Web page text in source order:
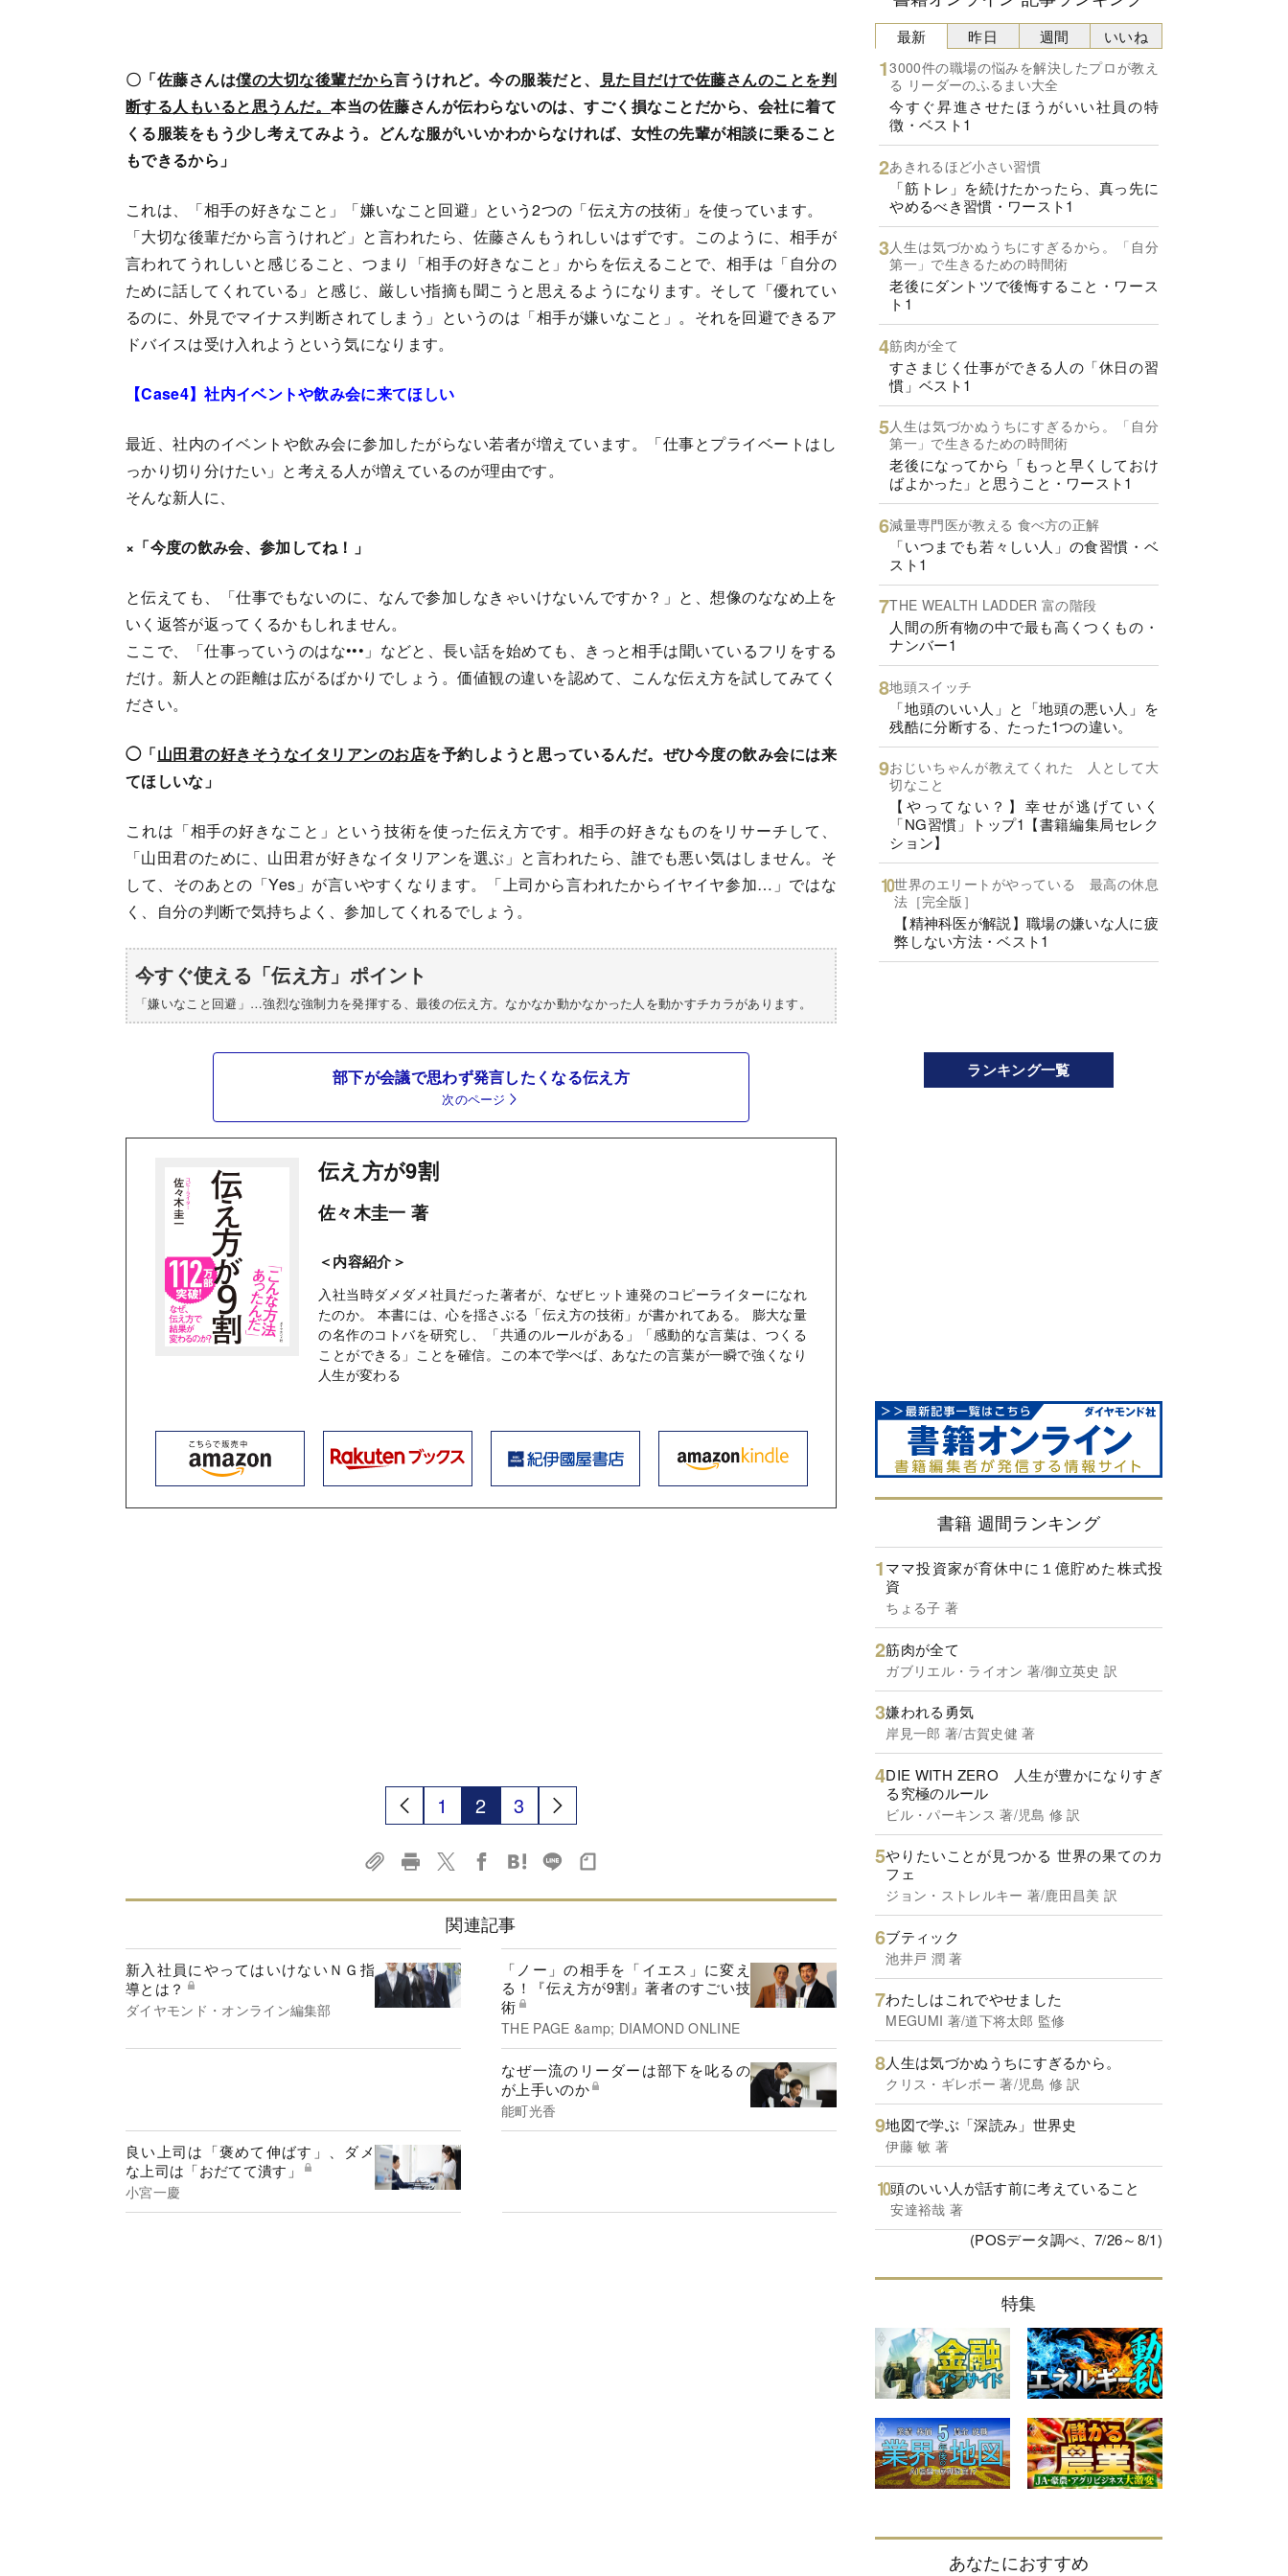
〇「佐藤さんは僕の大切な後輩だから言うけれど。今の服装だと、
見た目だけで佐藤さんのことを判
断する人もいると思うんだ。本当の佐藤さんが伝わらないのは、すごく損なことだから、会社に着て
くる服装をもう少し考えてみよう。どんな服がいいかわからなければ、女性の先輩が相談に乗ること
もできるから」
これは、「相手の好きなこと」「嫌いなこと回避」という2つの「伝え方の技術」を使っています。
「大切な後輩だから言うけれど」と言われたら、佐藤さんもうれしいはずです。このように、相手が
言われてうれしいと感じること、つまり「相手の好きなこと」からを伝えることで、相手は「自分の
ために話してくれている」と感じ、厳しい指摘も聞こうと思えるようになります。そして「優れてい
るのに、外見でマイナス判断されてしまう」というのは「相手が嫌いなこと」。それを回避できるア
ドバイスは受け入れようという気になります。
【Case4】社内イベントや飲み会に来てほしい
最近、社内のイベントや飲み会に参加したがらない若者が増えています。「仕事とプライベートはし
っかり切り分けたい」と考える人が増えているのが理由です。
そんな新人に、
×「今度の飲み会、参加してね！」
と伝えても、「仕事でもないのに、なんで参加しなきゃいけないんですか？」と、想像のななめ上を
いく返答が返ってくるかもしれません。
ここで、「仕事っていうのはな•••」などと、長い話を始めても、きっと相手は聞いているフリをする
だけ。新人との距離は広がるばかりでしょう。価値観の違いを認めて、こんな伝え方を試してみてく
ださい。
◯「山田君の好きそうなイタリアンのお店を予約しようと思っているんだ。ぜひ今度の飲み会には来
てほしいな」
これは「相手の好きなこと」という技術を使った伝え方です。相手の好きなものをリサーチして、
「山田君のために、山田君が好きなイタリアンを選ぶ」と言われたら、誰でも悪い気はしません。そ
して、そのあとの「Yes」が言いやすくなります。「上司から言われたからイヤイヤ参加…」ではな
く、自分の判断で気持ちよく、参加してくれるでしょう。
今すぐ使える「伝え方」ポイント
「嫌いなこと回避」…強烈な強制力を発揮する、最後の伝え方。なかなか動かなかった人を動かすチカラがあります。
部下が会議で思わず発言したくなる伝え方
次のページ
伝え方が9割
佐々木圭一 著
＜内容紹介＞
入社当時ダメダメ社員だった著者が、なぜヒット連発のコピーライターになれ
たのか。 本書には、心を揺さぶる「伝え方の技術」が書かれてある。 膨大な量
の名作のコトバを研究し、「共通のルールがある」「感動的な言葉は、つくる
ことができる」ことを確信。この本で学べば、あなたの言葉が一瞬で強くなり
人生が変わる
1 2 3
関連記事
新入社員にやってはいけないＮＧ指
導とは？
ダイヤモンド・オンライン編集部
「ノー」の相手を「イエス」に変え
る！『伝え方が9割』著者のすごい技
術
THE PAGE &amp; DIAMOND ONLINE
なぜ一流のリーダーは部下を叱るの
が上手いのか
能町光香
良い上司は「褒めて伸ばす」、ダメ
な上司は「おだてて潰す」
小宮一慶
最新
3000件の職場の悩みを解決したプロが教え
る リーダーのふるまい大全
今すぐ昇進させたほうがいい社員の特
徴・ベスト1
あきれるほど小さい習慣
「筋トレ」を続けたかったら、真っ先に
やめるべき習慣・ワースト1
人生は気づかぬうちにすぎるから。「自分
第一」で生きるための時間術
老後にダントツで後悔すること・ワース
ト1
筋肉が全て
すさまじく仕事ができる人の「休日の習
慣」ベスト1
人生は気づかぬうちにすぎるから。「自分
第一」で生きるための時間術
老後になってから「もっと早くしておけ
ばよかった」と思うこと・ワースト1
減量専門医が教える 食べ方の正解
「いつまでも若々しい人」の食習慣・ベ
スト1
THE WEALTH LADDER 富の階段
人間の所有物の中で最も高くつくもの・
ナンバー1
地頭スイッチ
「地頭のいい人」と「地頭の悪い人」を
残酷に分断する、たった1つの違い。
おじいちゃんが教えてくれた 人として大
切なこと
【やってない？】幸せが逃げていく
「NG習慣」トップ1【書籍編集局セレク
ション】
世界のエリートがやっている 最高の休息
法［完全版］
【精神科医が解説】職場の嫌いな人に疲
弊しない方法・ベスト1
昨日 週間 いいね
ランキング一覧
書籍 週間ランキング
ママ投資家が育休中に１億貯めた株式投
資
ちょる子 著
筋肉が全て
ガブリエル・ライオン 著/御立英史 訳
嫌われる勇気
岸見一郎 著/古賀史健 著
DIE WITH ZERO 人生が豊かになりすぎ
る究極のルール
ビル・パーキンス 著/児島 修 訳
やりたいことが見つかる 世界の果てのカ
フェ
ジョン・ストレルキー 著/鹿田昌美 訳
ブティック
池井戸 潤 著
わたしはこれでやせました
MEGUMI 著/道下将太郎 監修
人生は気づかぬうちにすぎるから。
クリス・ギレボー 著/児島 修 訳
地図で学ぶ「深読み」世界史
伊藤 敏 著
頭のいい人が話す前に考えていること
安達裕哉 著
(POSデータ調べ、7/26～8/1)
特集
あなたにおすすめ